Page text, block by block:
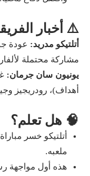
⚠️ أخبار
أتلتيكو مدريد: عودة
مشاركة محتملة
يونيون سان جرمان:
أهداف)، رودريجيز
🧠 هل تعلم؟
ملعبه.
هذه أول مواجهة